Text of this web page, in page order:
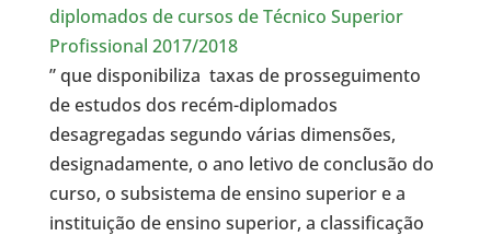
diplomados de cursos de Técnico Superior
Profissional 2017/2018
” que disponibiliza taxas de prosseguimento
de estudos dos recém-diplomados
desagregadas segundo várias dimensões,
designadamente, o ano letivo de conclusão do
curso, o subsistema de ensino superior e a
instituição de ensino superior, a classificação